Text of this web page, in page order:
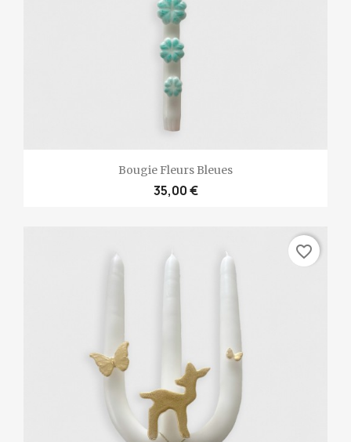
Bougie Fleurs Bleues
35,00 €
favorite_border